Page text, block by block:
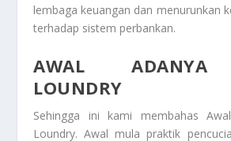
lembaga keuangan dan menurunkan
terhadap sistem perbankan.
AWAL ADANYA
LOUNDRY
Sehingga ini kami membahas
Loundry. Awal mula praktik